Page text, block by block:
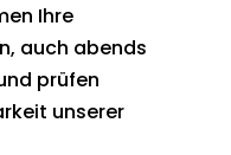
Ihre
auch abends
prüfen
unserer